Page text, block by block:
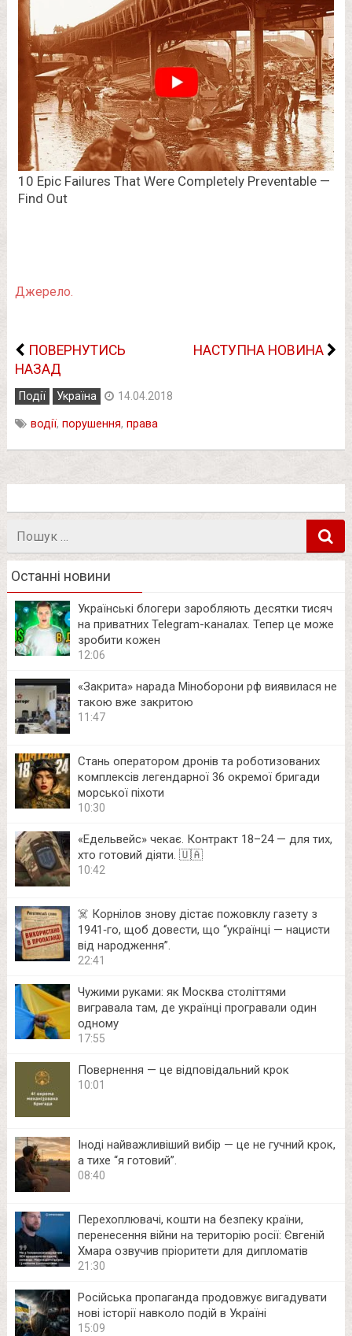
Джерело.
ПОВЕРНУТИСЬ
НАЗАД
НАСТУПНА НОВИНА
Події Україна 14.04.2018
водії, порушення, права
Останні новини
Українські блогери заробляють десятки тисяч
на приватних Telegram-каналах. Тепер це може
зробити кожен
12:06
«Закрита» нарада Міноборони рф виявилася не
такою вже закритою
11:47
Стань оператором дронів та роботизованих
комплексів легендарної 36 окремої бригади
морської піхоти
10:30
«Едельвейс» чекає. Контракт 18–24 — для тих,
хто готовий діяти. 🇺🇦
10:42
☠️ Корнілов знову дістає пожовклу газету з
1941‑го, щоб довести, що “українці — нацисти
від народження”.
22:41
Чужими руками: як Москва століттями
вигравала там, де українці програвали один
одному
17:55
Повернення — це відповідальний крок
10:01
Іноді найважливіший вибір — це не гучний крок,
а тихе “я готовий”.
08:40
Перехоплювачі, кошти на безпеку країни,
перенесення війни на територію росії: Євгеній
Хмара озвучив пріоритети для дипломатів
21:30
Російська пропаганда продовжує вигадувати
нові історії навколо подій в Україні
15:09